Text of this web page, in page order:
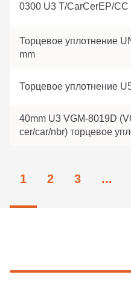
0300 U3 T/CarCerEP/CC
Торцевое уплотнение
mm
Торцевое уплотнение
40mm U3 VGM-8019D
cer/car/nbr) торцевое
1 2 3 ...